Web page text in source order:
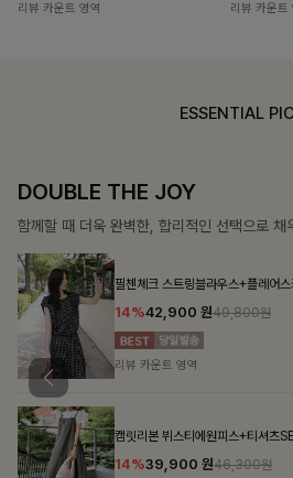
리뷰 카운트 영역 리뷰 카운트
ESSENTIAL
DOUBLE THE JOY
함께할 때 더욱 완벽한, 합리적인 선택으로 채
필첸체크 스트링블라우스+플레어
14%42,900 원49,800원
리뷰 카운트 영역
캠릿리본 뷔스티에원피스+티셔츠
14%39,900 원46,300원